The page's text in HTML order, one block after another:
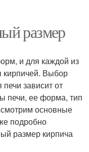
размер
и для каждой из
кирпичей. Выбор
зависит от
печи, ее форма, тип
основные
подробно
размер кирпича